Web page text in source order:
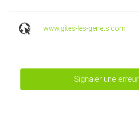
www.gites-les-genets.com
Signaler une erreur